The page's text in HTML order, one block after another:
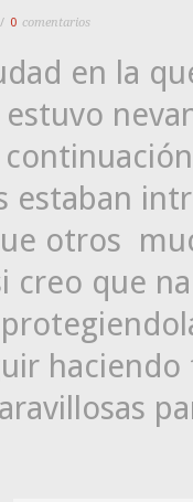
/ 0 comentarios
en la
estaban
otros
creo que